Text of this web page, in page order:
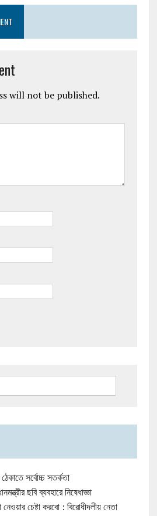
will not be published.
সর্বোচ্চ সতর্কতা
ছবি ব্যবহারে নিষেধাজ্ঞা
চেষ্টা করবো : বিরোধীদলীয় নেতা